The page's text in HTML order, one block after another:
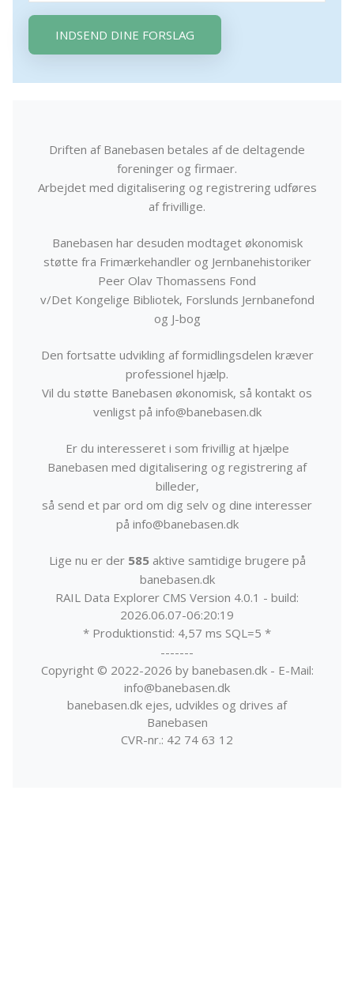
INDSEND DINE FORSLAG
Driften af Banebasen betales af de deltagende
foreninger og firmaer.
Arbejdet med digitalisering og registrering udføres
af frivillige.
Banebasen har desuden modtaget økonomisk
støtte fra Frimærkehandler og Jernbanehistoriker
Peer Olav Thomassens Fond
v/Det Kongelige Bibliotek, Forslunds Jernbanefond
og J-bog
Den fortsatte udvikling af formidlingsdelen kræver
professionel hjælp.
Vil du støtte Banebasen økonomisk, så kontakt os
venligst på info@banebasen.dk
Er du interesseret i som frivillig at hjælpe
Banebasen med digitalisering og registrering af
billeder,
så send et par ord om dig selv og dine interesser
på info@banebasen.dk
Lige nu er der 585aktive samtidige brugere på
banebasen.dk
RAIL Data Explorer CMS Version 4.0.1 - build:
2026.06.07-06:20:19
* Produktionstid: 4,57 ms SQL=5 *
-------
Copyright © 2022-2026 by banebasen.dk - E-Mail:
info@banebasen.dk
banebasen.dk ejes, udvikles og drives af
Banebasen
CVR-nr.: 42 74 63 12